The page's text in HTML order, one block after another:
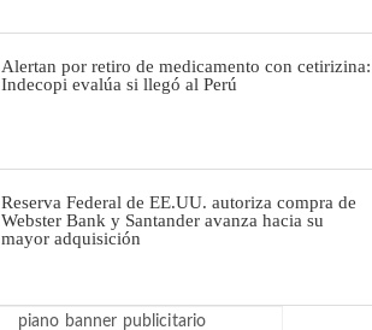
Alertan por retiro de medicamento con cetirizina:
Indecopi evalúa si llegó al Perú
Reserva Federal de EE.UU. autoriza compra de
Webster Bank y Santander avanza hacia su
mayor adquisición